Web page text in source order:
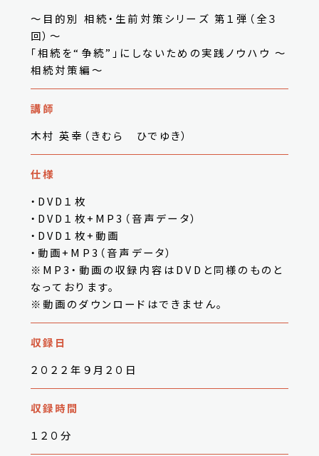
～目的別 相続・生前対策シリーズ 第１弾（全３
回）～
「相続を“争続”」にしないための実践ノウハウ ～
相続対策編～
講師
木村 英幸（きむら ひでゆき）
仕様
・DVD１枚
・DVD１枚+MP3（音声データ）
・DVD１枚+動画
・動画+MP3（音声データ）
※MP3・動画の収録内容はDVDと同様のものと
なっております。
※動画のダウンロードはできません。
収録日
２０２２年９月２０日
収録時間
１２０分